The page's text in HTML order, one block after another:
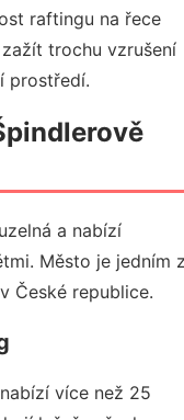
raftingu na řece
trochu vzrušení
prostředí.
a nabízí
Město je jedním
České republice.
více než 25